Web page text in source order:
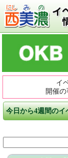
イ
開催
今日から4週間の